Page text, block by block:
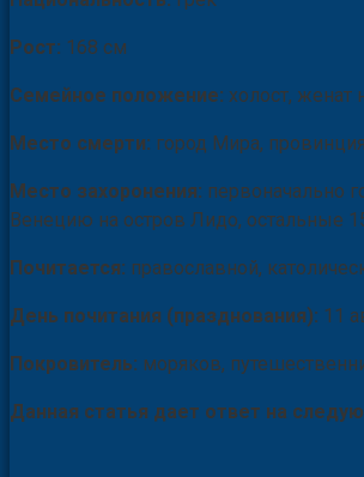
Рост: 168 см
Семейное положение: холост, женат
Место смерти: город Мира,
Место захоронения: первоначально
Венецию на остров Лидо, остальные
Почитается: православной,
День почитания (празднования): 11
Покровитель: моряков,
Данная статья дает ответ на